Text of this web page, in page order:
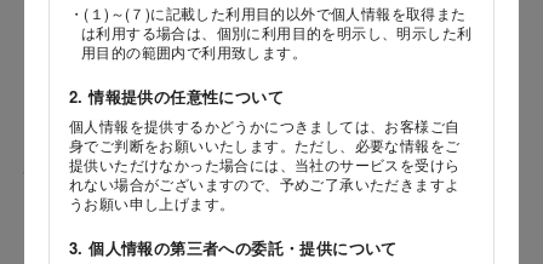
・(１)～(７)に記載した利用目的以外で個人情報を取得また
は利用する場合は、個別に利用目的を明示し、明示した利
用目的の範囲内で利用致します。
2. 情報提供の任意性について
個人情報を提供するかどうかにつきましては、お客様ご自
身でご判断をお願いいたします。ただし、必要な情報をご
提供いただけなかった場合には、当社のサービスを受けら
れない場合がございますので、予めご了承いただきますよ
うお願い申し上げます。
3. 個人情報の第三者への委託・提供について
番地以降